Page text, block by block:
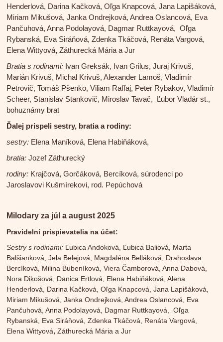
Henderlová, Darina Kačková, Oľga Knapcová, Jana Lapišáková,
Miriam Mikušová, Janka Ondrejková, Andrea Oslancová, Eva
Pančuhová, Anna Podolayová, Dagmar Ruttkayová, Oľga
Rybanská, Eva Siráňová, Zdenka Tkáčová, Renáta Vargová,
Elena Wittyová, Záthurecká Mária a Jur
Bratia s rodinami: Ivan Greksák, Ivan Grilus, Juraj Krivuš,
Marián Krivuš, Michal Krivuš, Alexander Lamoš, Vladimír
Petrovič, Tomáš Pšenko, Viliam Raffaj, Peter Rybakov, Vladimír
Scheer, Stanislav Stankovič, Miroslav Tavač, Ľubor Vladár st.,
bohuznámy brat
Ďalej prispeli sestry, bratia a rodiny:
sestry: Elena Maníková, Elena Habiňáková,
bratia: Jozef Záthurecký
rodiny: Krajčová, Gorčáková, Bercíková, súrodenci po
Jaroslavovi Kušmírekovi, rod. Pepúchová
Milodary za júl a august 2025
Pravidelní prispievatelia na účet:
Sestry s rodinami: Ľubica Andoková, Ľubica Baliová, Marta
Balšianková, Jela Belejová, Magdaléna Belláková, Drahoslava
Bercíková, Milina Bubeníková, Viera Čamborová, Anna Dabová,
Nora Dikošová, Danica Ertlová, Elena Habiňáková, Alena
Henderlová, Darina Kačková, Oľga Knapcová, Jana Lapišáková,
Miriam Mikušová, Janka Ondrejková, Andrea Oslancová, Eva
Pančuhová, Anna Podolayová, Dagmar Ruttkayová, Oľga
Rybanská, Eva Siráňová, Zdenka Tkáčová, Renáta Vargová,
Elena Wittyová, Záthurecká Mária a Jur